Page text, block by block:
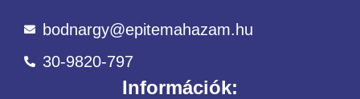
bodnargy@epitemahazam.hu
30-9820-797
Információk: